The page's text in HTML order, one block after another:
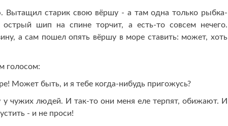
Вытащил старик свою вёршу - а там одна только рыбка-
шип на спине торчит, а есть-то совсем нечего.
а сам пошел опять вёршу в море ставить: может, хоть
голосом:
Может быть, и я тебе когда-нибудь пригожусь?
чужих людей. И так-то они меня еле терпят, обижают. И
- и не проси!